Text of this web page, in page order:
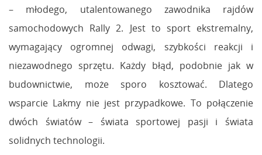
– młodego, utalentowanego zawodnika rajdów
samochodowych Rally 2. Jest to sport ekstremalny,
wymagający ogromnej odwagi, szybkości reakcji i
niezawodnego sprzętu. Każdy błąd, podobnie jak w
budownictwie, może sporo kosztować. Dlatego
wsparcie Lakmy nie jest przypadkowe. To połączenie
dwóch światów – świata sportowej pasji i świata
solidnych technologii.